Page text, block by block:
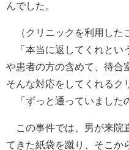
んでした。
（クリニックを利用した
「本当に返してくれとい
や患者の方の含めて、待合
そんな対応をしてくれるク
「ずっと通っていました
この事件では、男が来院
てきた紙袋を蹴り、そこか